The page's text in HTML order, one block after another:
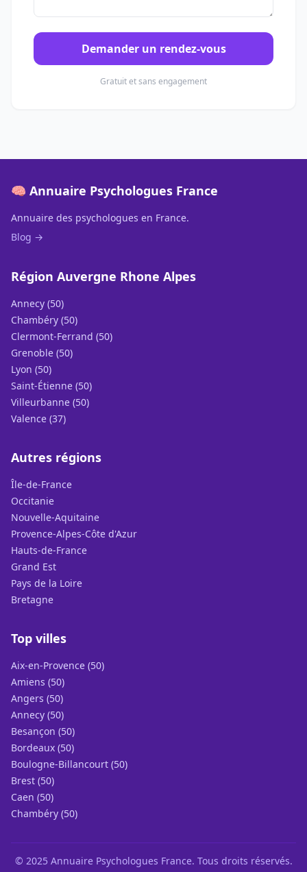
Demander un rendez-vous
Gratuit et sans engagement
🧠 Annuaire Psychologues France
Annuaire des psychologues en France.
Blog →
Région Auvergne Rhone Alpes
Annecy (50)
Chambéry (50)
Clermont-Ferrand (50)
Grenoble (50)
Lyon (50)
Saint-Étienne (50)
Villeurbanne (50)
Valence (37)
Autres régions
Île-de-France
Occitanie
Nouvelle-Aquitaine
Provence-Alpes-Côte d'Azur
Hauts-de-France
Grand Est
Pays de la Loire
Bretagne
Top villes
Aix-en-Provence (50)
Amiens (50)
Angers (50)
Annecy (50)
Besançon (50)
Bordeaux (50)
Boulogne-Billancourt (50)
Brest (50)
Caen (50)
Chambéry (50)
© 2025 Annuaire Psychologues France. Tous droits réservés.